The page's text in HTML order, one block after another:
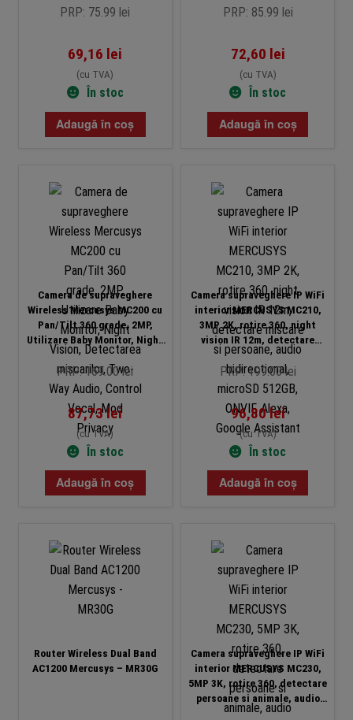
PRP: 75.99 lei
69,16 lei
(cu TVA)
În stoc
Adaugă în coș
PRP: 85.99 lei
72,60 lei
(cu TVA)
În stoc
Adaugă în coș
Camera de supraveghere
Wireless Mercusys MC200 cu
Pan/Tilt 360 grade, 2MP,
Utilizare Baby Monitor, Night
Vision, Detectarea miscarilor,
Two-Way Audio, Control Vocal,
Mod Privacy
PRP: 169.00 lei
87,73lei
(cu TVA)
În stoc
Adaugă în coș
Camera supraveghere IP WiFi
interior MERCUSYS MC210,
3MP 2K, rotire 360, night
vision IR 12m, detectare
miscare si persoane, audio
bidirectional, microSD 512GB,
ONVIF, Alexa, Google Assistant
PRP: 199.00 lei
96,80lei
(cu TVA)
În stoc
Adaugă în coș
Router Wireless Dual Band
AC1200 Mercusys – MR30G
Camera supraveghere IP WiFi
interior MERCUSYS MC230,
5MP 3K, rotire 360, detectare
persoane si animale, audio
bidirectional, IR 12m, microSD